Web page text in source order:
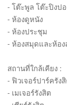
- โต๊ะพูล โต๊ะปิงป
- ห้องดูหนัง
- ห้องประชุม
- ห้องสมุดและห้อ
สถานที่ใกล้เคียง :
- ฟิวเจอร์ปาร์ครัง
- เมเจอร์รังสิต